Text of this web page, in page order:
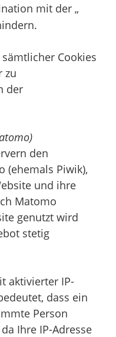
mit der „
Cookies
zu
der
den
(ehemals Piwik),
und ihre
Matomo
genutzt wird
stetig
aktivierter IP-
dass ein
Person
Ihre IP-Adresse